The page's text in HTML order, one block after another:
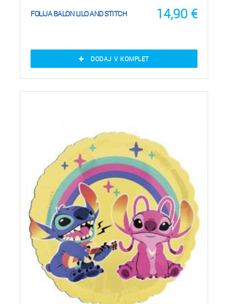
14,90 €
FOLIJA BALON LILO AND STITCH
DODAJ V KOMPLET